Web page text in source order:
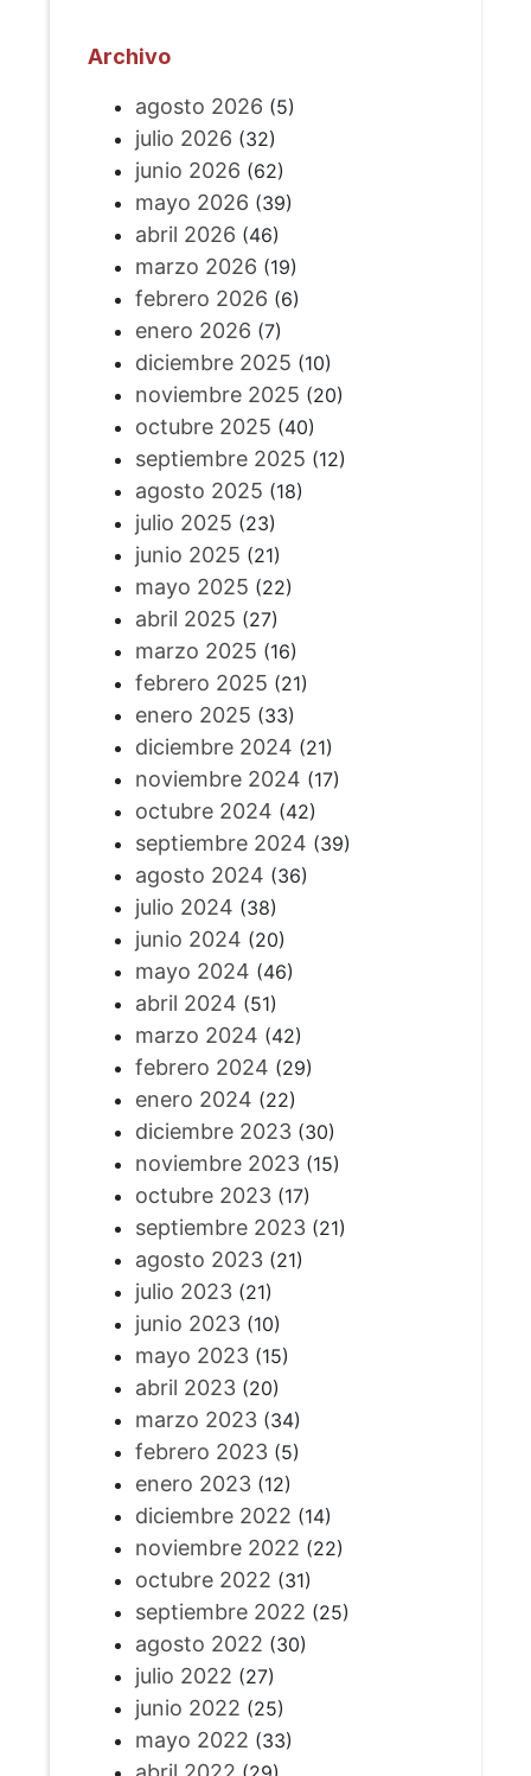
Archivo
agosto 2026 (5)
julio 2026 (32)
junio 2026 (62)
mayo 2026 (39)
abril 2026 (46)
marzo 2026 (19)
febrero 2026 (6)
enero 2026 (7)
diciembre 2025 (10)
noviembre 2025 (20)
octubre 2025 (40)
septiembre 2025 (12)
agosto 2025 (18)
julio 2025 (23)
junio 2025 (21)
mayo 2025 (22)
abril 2025 (27)
marzo 2025 (16)
febrero 2025 (21)
enero 2025 (33)
diciembre 2024 (21)
noviembre 2024 (17)
octubre 2024 (42)
septiembre 2024 (39)
agosto 2024 (36)
julio 2024 (38)
junio 2024 (20)
mayo 2024 (46)
abril 2024 (51)
marzo 2024 (42)
febrero 2024 (29)
enero 2024 (22)
diciembre 2023(30)
noviembre 2023(15)
octubre 2023(17)
septiembre 2023(21)
agosto 2023(21)
julio 2023(21)
junio 2023(10)
mayo 2023(15)
abril 2023(20)
marzo 2023(34)
febrero 2023(5)
enero 2023(12)
diciembre 2022 (14)
noviembre 2022 (22)
octubre 2022 (31)
septiembre 2022 (25)
agosto 2022 (30)
julio 2022 (27)
junio 2022 (25)
mayo 2022 (33)